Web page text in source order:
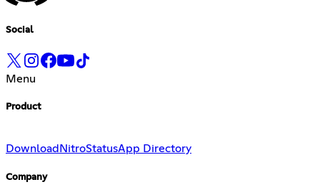
Social
Menu
Product
Download NitroStatusApp Directory
Company